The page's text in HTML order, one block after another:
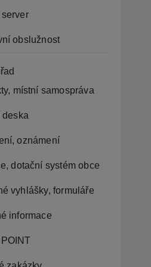
server
obslužnost
místní samospráva
deska
oznámení
dotační systém obce
vyhlášky, formuláře
informace